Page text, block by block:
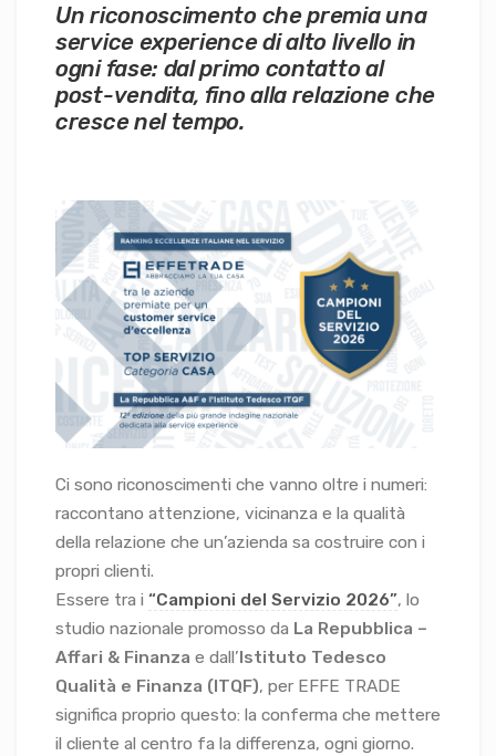
Un riconoscimento che premia una
service experience di alto livello in
ogni fase: dal primo contatto al
post-vendita, fino alla relazione che
cresce nel tempo.
Ci sono riconoscimenti che vanno oltre i numeri:
raccontano attenzione, vicinanza e la qualità
della relazione che un’azienda sa costruire con i
propri clienti.
Essere tra i “Campioni del Servizio 2026”, lo
studio nazionale promosso da La Repubblica –
Affari & Finanza e dall’Istituto Tedesco
Qualità e Finanza (ITQF), per EFFE TRADE
significa proprio questo: la conferma che mettere
il cliente al centro fa la differenza, ogni giorno.